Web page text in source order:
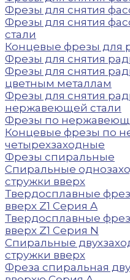
Фрезы для снятия
Фрезы для снятия
стали
Концевые фрезы для
Фрезы для снятия
Фрезы для снятия
цветным металлам
Фрезы для снятия
нержавеющей стали
Фрезы по
Концевые фрезы по
четырехзаходные
Фрезы спиральные
Спиральные
стружки вверх
Твердосплавные
вверх Z1 Серия A
Твердосплавные
вверх Z1 Серия N
Спиральные
стружки вверх
Фреза спиральная